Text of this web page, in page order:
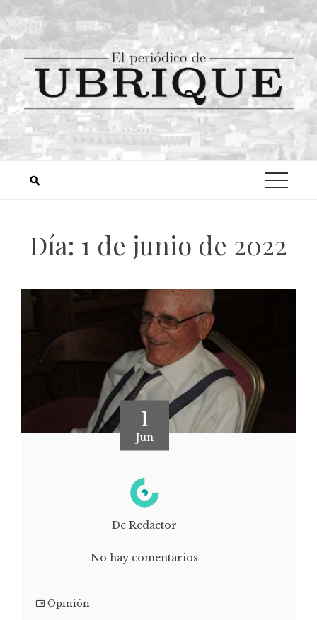
Día: 1 de junio de 2022
1
Jun
De Redactor
No hay comentarios
Opinión